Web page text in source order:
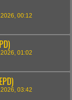
00:12
01:02
03:42